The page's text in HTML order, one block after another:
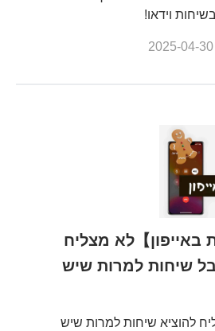
וידאו!
2025-04-30
באייפון】לא מצליח
שיחות למרות שיש
להוציא שיחות למרות שיש